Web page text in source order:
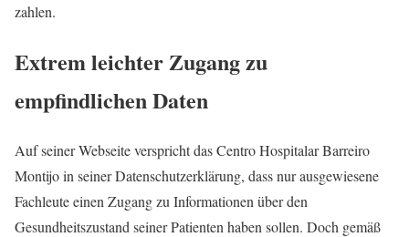
zahlen.
Extrem leichter Zugang zu
empfindlichen Daten
Auf seiner Webseite verspricht das Centro Hospitalar Barreiro
Montijo in seiner Datenschutzerklärung, dass nur ausgewiesene
Fachleute einen Zugang zu Informationen über den
Gesundheitszustand seiner Patienten haben sollen. Doch gemäß